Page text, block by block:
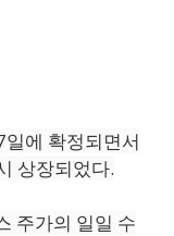
에 확정되면서
상장되었다.
주가의 일일 수